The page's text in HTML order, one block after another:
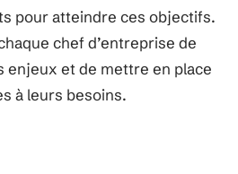
pour atteindre ces objectifs.
chef d’entreprise de
enjeux et de mettre en place
à leurs besoins.